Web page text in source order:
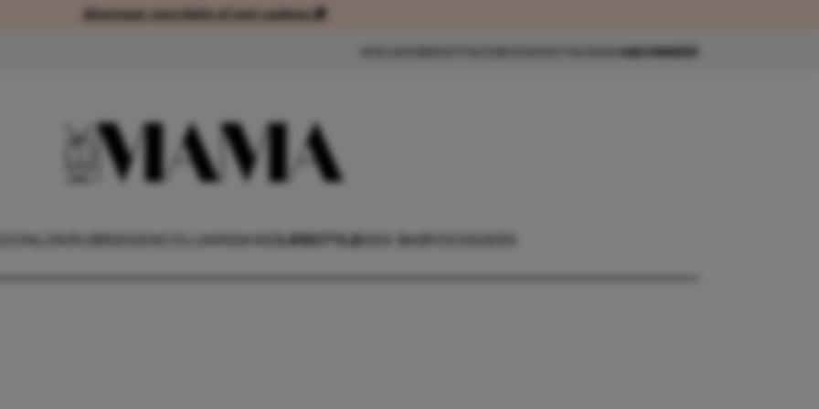
Abonneer voordelig of met cadeau 🎁Abonneer voordelig of met cadeau 🎁
ABONNEER